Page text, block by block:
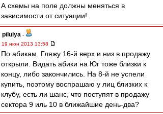
А схемы на поле должны меняться в
зависимости от ситуации!
pilulya -
19 июн 2013 13:58
По абикам. Гляжу 16-й верх и низ в продажу
открыли. Видать абики на Юг тоже близки к
концу, либо закончились. На 8-й не успели
купить, поэтому воспрашаю у лиц близких к
клубу, есть ли шанс, что поступят в продажу
сектора 9 иль 10 в ближайшие день-два?